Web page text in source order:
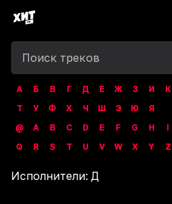
А Б В Г Д Е Ж З И К
Т
У Ф Х Ч Ш Э Ю
Я
@
A B C D E F G H I
Q
R S T U V W X Y Z
Исполнители: Д